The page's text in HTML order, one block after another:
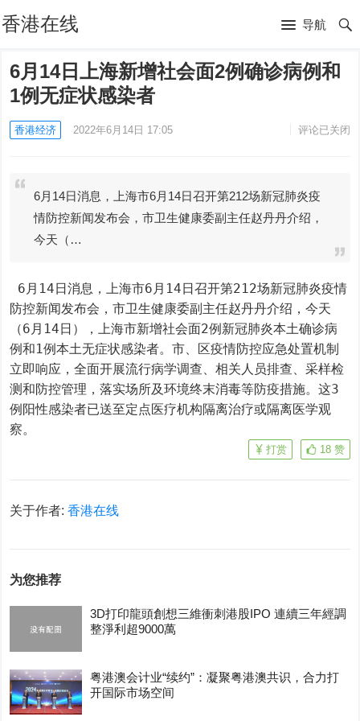
香港在线 导航
6月14日上海新增社会面2例确诊病例和
1例无症状感染者
香港经济 2022年6月14日 17:05 评论已关闭
6月14日消息，上海市6月14日召开第212场新冠肺炎疫
情防控新闻发布会，市卫生健康委副主任赵丹丹介绍，
今天（…
防控新闻发布会，市卫生健康委副主任赵丹丹介绍，今天
（6月14日），上海市新增社会面2例新冠肺炎本土确诊病
例和1例本土无症状感染者。市、区疫情防控应急处置机制
立即响应，全面开展流行病学调查、相关人员排查、采样检
测和防控管理，落实场所及环境终末消毒等防疫措施。这3
例阳性感染者已送至定点医疗机构隔离治疗或隔离医学观
察。
18 赞
打赏
关于作者:香港在线
为您推荐
3D打印龍頭創想三維衝刺港股IPO 連續三年經調
整淨利超9000萬
粤港澳会计业“续约”：凝聚粤港澳共识，合力打
开国际市场空间